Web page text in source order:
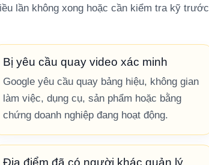
lần không xong hoặc cần kiểm tra kỹ trước
Bị yêu cầu quay video xác minh
Google yêu cầu quay bảng hiệu, không gian
làm việc, dụng cụ, sản phẩm hoặc bằng
chứng doanh nghiệp đang hoạt động.
Địa điểm đã có người khác quản lý